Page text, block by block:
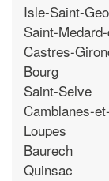
Isle-Saint-
Saint-
Castres-
Bourg
Saint-Selve
Camblanes-
Loupes
Baurech
Quinsac